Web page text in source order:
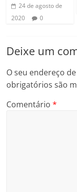
24 de agosto de
2020
0
Deixe um
O seu endereço
obrigatórios são
Comentário*